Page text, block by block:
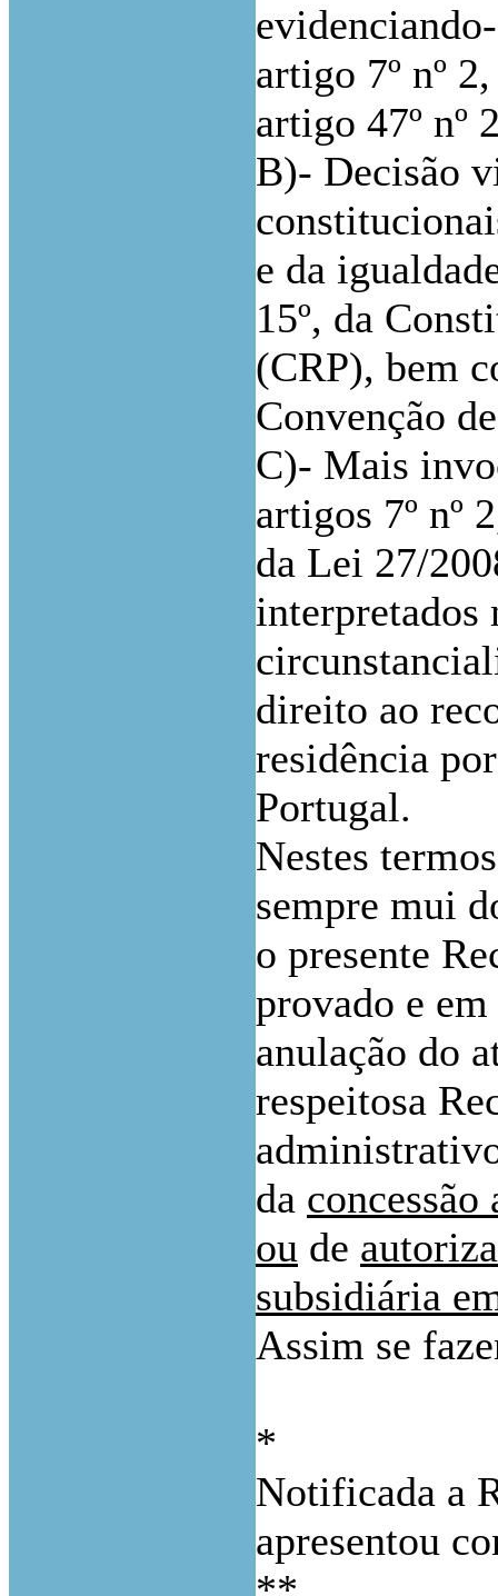
artigo 7º nº
artigo 47º nº
B)- Decisão
e da
15º, da
(CRP), bem
Convenção
C)- Mais
artigos 7º nº
da Lei 27/
interpretados
direito ao
residência
Portugal.
Nestes
sempre mui
o presente
provado e
anulação do
respeitosa
da
ou de
subsidiária
Assim se
*
Notificada a
apresentou